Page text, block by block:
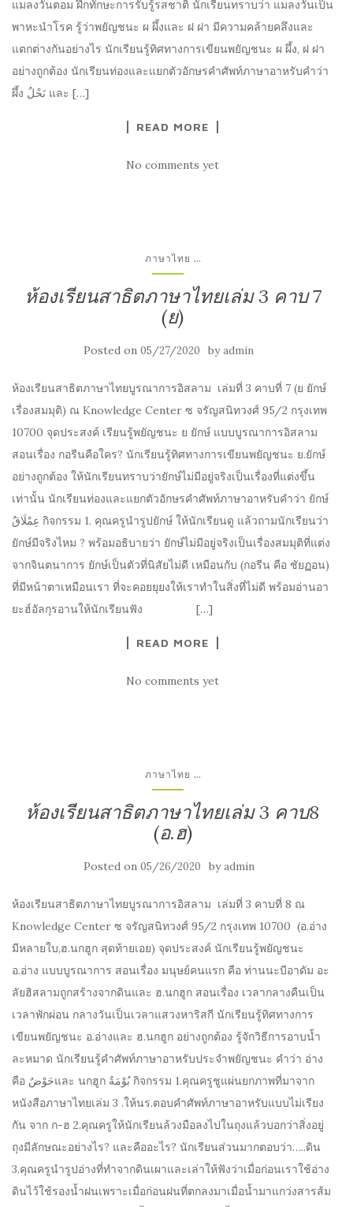
แมลงวันตอม ฝึกทักษะการรับรู้รสชาติ นักเรียนทราบว่า แมลงวันเป็น
พาหะนำโรค รู้ว่าพยัญชนะ ผ ผึ้งและ ฝ ฝา มีความคล้ายคลึงและ
แตกต่างกันอย่างไร นักเรียนรู้ทิศทางการเขียนพยัญชนะ ผ ผึ้ง, ฝ ฝา
อย่างถูกต้อง นักเรียนท่องและแยกตัวอักษรคำศัพท์ภาษาอาหรับคำว่า
ผึ้ง نَحْلٌ และ […]
READ MORE
No comments yet
ภาษาไทย ...
ห้องเรียนสาธิตภาษาไทยเล่ม 3 คาบ 7
(ย)
Posted on 05/27/2020 byadmin
ห้องเรียนสาธิตภาษาไทยบูรณาการอิสลาม เล่มที่ 3 คาบที่ 7 (ย ยักษ์
เรื่องสมมุติ) ณ Knowledge Center ซ จรัญสนิทวงศ์ 95/2 กรุงเทพ
10700 จุดประสงค์ เรียนรู้พยัญชนะ ย ยักษ์ แบบบูรณาการอิสลาม
สอนเรื่อง กอรีนคือใคร? นักเรียนรู้ทิศทางการเขียนพยัญชนะ ย.ยักษ์
อย่างถูกต้อง ให้นักเรียนทราบว่ายักษ์ไม่มีอยู่จริงเป็นเรื่องที่แต่งขึ้น
เท่านั้น นักเรียนท่องและแยกตัวอักษรคำศัพท์ภาษาอาหรับคำว่า ยักษ์
عِمْلَاقٌ กิจกรรม 1. คุณครูนำรูปยักษ์ ให้นักเรียนดู แล้วถามนักเรียนว่า
ยักษ์มีจริงไหม ? พร้อมอธิบายว่า ยักษ์ไม่มีอยู่จริงเป็นเรื่องสมมุติที่แต่ง
จากจินตนาการ ยักษ์เป็นตัวที่นิสัยไม่ดี เหมือนกับ (กอรีน คือ ชัยฏอน)
ที่มีหน้าตาเหมือนเรา ที่จะคอยยุยงให้เราทำในสิ่งที่ไม่ดี พร้อมอ่านอา
ยะฮ์อัลกุรอานให้นักเรียนฟัง […]
READ MORE
No comments yet
ภาษาไทย ...
ห้องเรียนสาธิตภาษาไทยเล่ม 3 คาบ8
(อ.ฮ)
Posted on 05/26/2020 byadmin
ห้องเรียนสาธิตภาษาไทยบูรณาการอิสลาม เล่มที่ 3 คาบที่ 8 ณ
Knowledge Center ซ จรัญสนิทวงศ์ 95/2 กรุงเทพ 10700 (อ.อ่าง
มีหลายใบ,ฮ.นกฮูก สุดท้ายเอย) จุดประสงค์ นักเรียนรู้พยัญชนะ
อ.อ่าง แบบบูรณาการ สอนเรื่อง มนุษย์คนแรก คือ ท่านนะบีอาดัม อะ
ลัยฮิสลามถูกสร้างจากดินและ ฮ.นกฮูก สอนเรื่อง เวลากลางคืนเป็น
เวลาพักผ่อน กลางวันเป็นเวลาแสวงหาริสกี นักเรียนรู้ทิศทางการ
เขียนพยัญชนะ อ.อ่างและ ฮ.นกฮูก อย่างถูกต้อง รู้จักวิธีการอาบน้ำ
ละหมาด นักเรียนรู้คำศัพท์ภาษาอาหรับประจำพยัญชนะ คำว่า อ่าง
คือ حَوْضٌและ นกฮูก بُوْمَةٌ กิจกรรม 1.คุณครูชูแผ่นยกภาพที่มาจาก
หนังสือภาษาไทยเล่ม 3 .ให้นร.ตอบคำศัพท์ภาษาอาหรับแบบไม่เรียง
กัน จาก ก-ฮ 2.คุณครูให้นักเรียนล้วงมือลงไปในถุงแล้วบอกว่าสิ่งอยู่
ถุงมีลักษณะอย่างไร? และคืออะไร? นักเรียนส่วนมากตอบว่า…..ดิน
3.คุณครูนำรูปอ่างที่ทำจากดินเผาและเล่าให้ฟังว่าเมื่อก่อนเราใช้อ่าง
ดินไว้ใช้รองน้ำฝนเพราะเมื่อก่อนฝนที่ตกลงมาเมื่อน้ำมาแกว่งสารส้ม